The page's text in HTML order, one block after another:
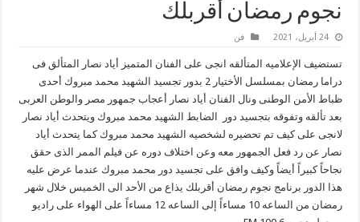
نجوم رمضان أقربلك
24 أبريل، 2021 فن
تستضيف الإعلاميه المتألقه انجى على الفنان المتميز أياد نصار المتألق فى
دراما رمضان بمسلسل الأختيار 2 بدور تجسيد الشهيد محمد مبروك أحدى
ظباط الأمن الوطنى ونال الفنان أياد نصار أعجاب جمهور مصر والوطن العربى
بعد تألقه وتفوقه بتجسيد دور الضابط الشهيد محمد مبروك ويتحدث أياد نصار
لانجى على كيف تم تحضيره لشخصيه الشهيد محمد مبروك كما يتحدث أياد
نصار عن رد فعل الجمهور معه وعن اختلاف دوره عن فيلم الممر الذى حقق
نجاحاً كبيراً أيضاً وكيف وافق على تجسيد دور محمد مبروك عندما عرض عليه
هذا الدور برنامج نجوم رمضان أقربلك يذاع من الأحد الى الخميس خلال شهر
رمضان من الساعه 10 مساءاً إلى الساعه 12 مساءاً على الهواء على راديو